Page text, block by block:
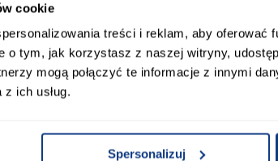
cookie
treści i reklam, aby oferować
o tym, jak korzystasz z naszej witryny,
mogą połączyć te informacje z innymi
ich usług.
Spersonalizuj
Wybarwienie: